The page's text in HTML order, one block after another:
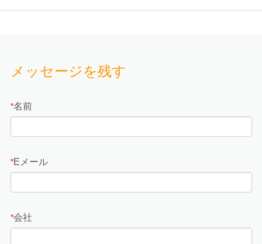
ーがイオン伝導を促進してエネルギー比を高めるのを支援
メッセージを残す
*名前
*Eメール
*会社